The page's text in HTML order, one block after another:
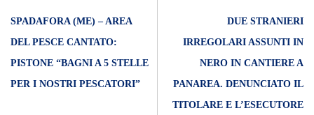
SPADAFORA (ME) – AREA
DEL PESCE CANTATO:
PISTONE “BAGNI A 5 STELLE
PER I NOSTRI PESCATORI”
DUE STRANIERI
IRREGOLARI ASSUNTI IN
NERO IN CANTIERE A
PANAREA. DENUNCIATO IL
TITOLARE E L’ESECUTORE